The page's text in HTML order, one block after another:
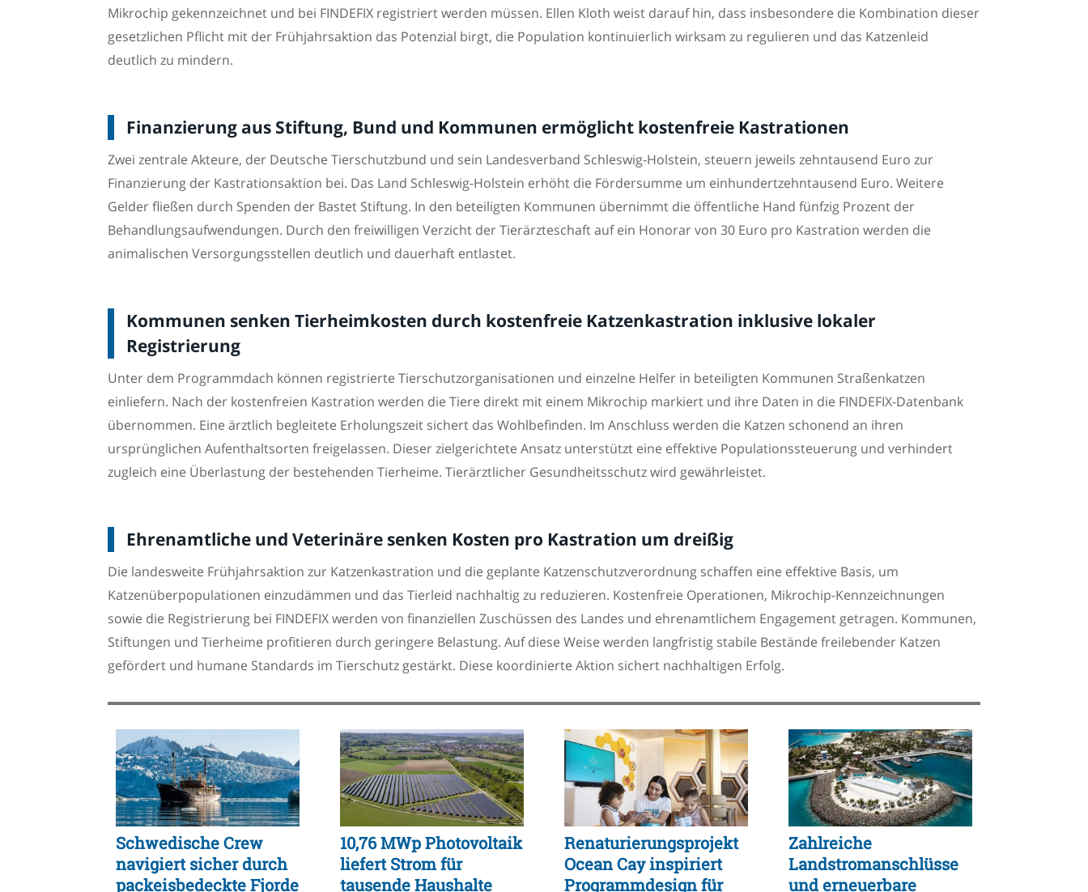
Mikrochip gekennzeichnet und bei FINDEFIX registriert werden müssen. Ellen Kloth weist darauf hin, dass insbesondere die Kombination dieser
gesetzlichen Pflicht mit der Frühjahrsaktion das Potenzial birgt, die Population kontinuierlich wirksam zu regulieren und das Katzenleid
deutlich zu mindern.
Finanzierung aus Stiftung, Bund und Kommunen ermöglicht kostenfreie Kastrationen
Zwei zentrale Akteure, der Deutsche Tierschutzbund und sein Landesverband Schleswig-Holstein, steuern jeweils zehntausend Euro zur
Finanzierung der Kastrationsaktion bei. Das Land Schleswig-Holstein erhöht die Fördersumme um einhundertzehntausend Euro. Weitere
Gelder fließen durch Spenden der Bastet Stiftung. In den beteiligten Kommunen übernimmt die öffentliche Hand fünfzig Prozent der
Behandlungsaufwendungen. Durch den freiwilligen Verzicht der Tierärzteschaft auf ein Honorar von 30 Euro pro Kastration werden die
animalischen Versorgungsstellen deutlich und dauerhaft entlastet.
Kommunen senken Tierheimkosten durch kostenfreie Katzenkastration inklusive lokaler
Registrierung
Unter dem Programmdach können registrierte Tierschutzorganisationen und einzelne Helfer in beteiligten Kommunen Straßenkatzen
einliefern. Nach der kostenfreien Kastration werden die Tiere direkt mit einem Mikrochip markiert und ihre Daten in die FINDEFIX-Datenbank
übernommen. Eine ärztlich begleitete Erholungszeit sichert das Wohlbefinden. Im Anschluss werden die Katzen schonend an ihren
ursprünglichen Aufenthaltsorten freigelassen. Dieser zielgerichtete Ansatz unterstützt eine effektive Populationssteuerung und verhindert
zugleich eine Überlastung der bestehenden Tierheime. Tierärztlicher Gesundheitsschutz wird gewährleistet.
Ehrenamtliche und Veterinäre senken Kosten pro Kastration um dreißig
Die landesweite Frühjahrsaktion zur Katzenkastration und die geplante Katzenschutzverordnung schaffen eine effektive Basis, um
Katzenüberpopulationen einzudämmen und das Tierleid nachhaltig zu reduzieren. Kostenfreie Operationen, Mikrochip-Kennzeichnungen
sowie die Registrierung bei FINDEFIX werden von finanziellen Zuschüssen des Landes und ehrenamtlichem Engagement getragen. Kommunen,
Stiftungen und Tierheime profitieren durch geringere Belastung. Auf diese Weise werden langfristig stabile Bestände freilebender Katzen
gefördert und humane Standards im Tierschutz gestärkt. Diese koordinierte Aktion sichert nachhaltigen Erfolg.
Schwedische Crew
navigiert sicher durch
packeisbedeckte Fjorde
10,76 MWp Photovoltaik
liefert Strom für
tausende Haushalte
Renaturierungsprojekt
Ocean Cay inspiriert
Programmdesign für
Zahlreiche
Landstromanschlüsse
und erneuerbare